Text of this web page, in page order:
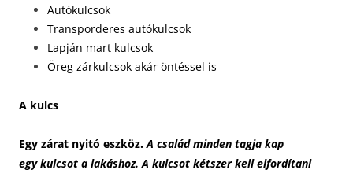
Autókulcsok
Transporderes autókulcsok
Lapján mart kulcsok
Öreg zárkulcsok akár öntéssel is
A kulcs
Egy zárat nyitó eszköz.A család minden tagja kap
egykulcsot a lakáshoz. A kulcsot kétszer kell elfordítani